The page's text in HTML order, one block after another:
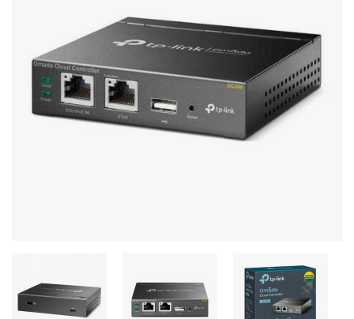
Мышки и Клавиатуры
Наушники
Сетевое оборудование
Комплектующие ПК